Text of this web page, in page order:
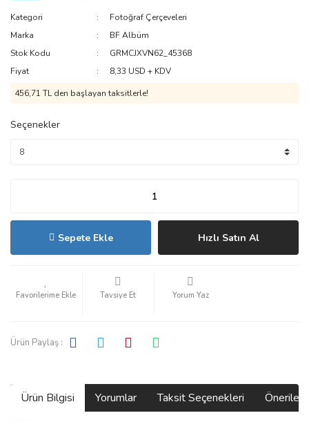
Kategori
Fotoğraf Çerçeveleri
Marka
BF Albüm
Stok Kodu
GRMCJXVN62_45368
Fiyat
8,33 USD + KDV
456,71 TL den başlayan taksitlerle!
Seçenekler
Sepete Ekle Hızlı Satın Al
Tavsiye Et Yorum Yaz
Ürün Paylaş :
Ürün Bilgisi Yorumlar Taksit Seçenekleri